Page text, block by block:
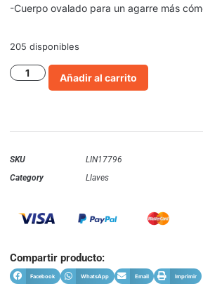
-Cuerpo ovalado para un agarre más
205 disponibles
Añadir al carrito
SKU
LIN17796
Category
Llaves
Compartir producto:
Facebook WhatsApp Email Imprimir